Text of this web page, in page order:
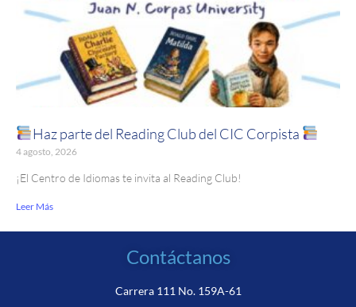
Haz parte del Reading Club del CIC Corpista
4 agosto, 2026
¡El Centro de Idiomas te invita al Reading Club!
Leer Más
Contáctanos
Carrera 111 No. 159A-61